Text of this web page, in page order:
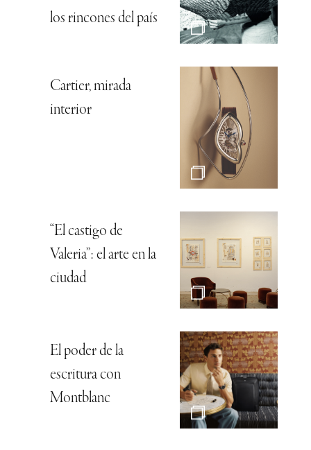
los rincones del país
Cartier, mirada
interior
“El castigo de
Valeria”: el arte en la
ciudad
El poder de la
escritura con
Montblanc